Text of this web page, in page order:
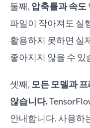
둘째, 압축률과 속도
파일이 작아져도 실
활용하지 못하면 실
좋아지지 않을 수 있
셋째, 모든 모델과
않습니다.
안내합니다. 사용하